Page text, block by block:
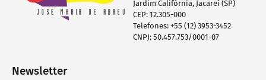
Jardim Califórnia, Jacareí (SP)
CEP: 12.305-000
Telefones: +55 (12) 3953-3452
CNPJ: 50.457.753/0001-07
Newsletter